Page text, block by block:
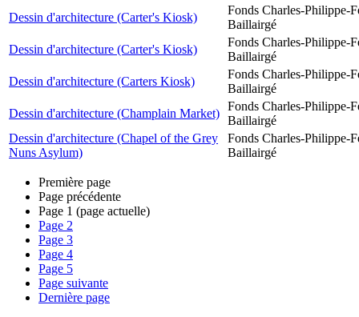
Dessin d'architecture (Carter's Kiosk)
Fonds Charles-Philippe-
Baillairgé
Dessin d'architecture (Carter's Kiosk)
Fonds Charles-Philippe-
Baillairgé
Dessin d'architecture (Carters Kiosk)
Fonds Charles-Philippe-
Baillairgé
Dessin d'architecture (Champlain Market)
Fonds Charles-Philippe-
Baillairgé
Dessin d'architecture (Chapel of the Grey
Nuns Asylum)
Fonds Charles-Philippe-
Baillairgé
Première page
Page précédente
Page 1 (page actuelle)
Page 2
Page 3
Page 4
Page 5
Page suivante
Dernière page